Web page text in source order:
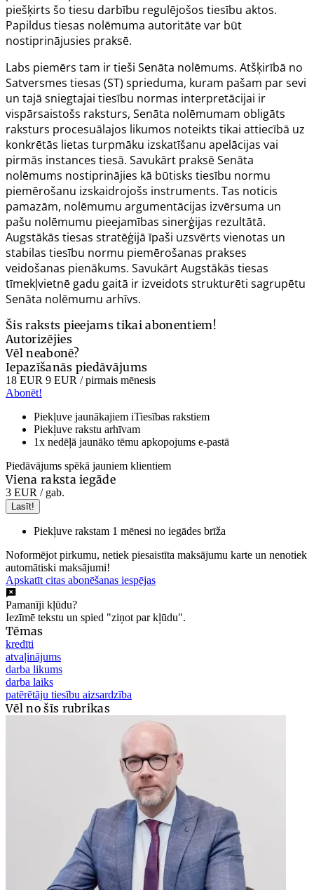
piešķirts šo tiesu darbību regulējošos tiesību aktos.
Papildus tiesas nolēmuma autoritāte var būt
nostiprinājusies praksē.
Labs piemērs tam ir tieši Senāta nolēmums. Atšķirībā no
Satversmes tiesas (ST) sprieduma, kuram pašam par sevi
un tajā sniegtajai tiesību normas interpretācijai ir
vispārsaistošs raksturs, Senāta nolēmumam obligāts
raksturs procesuālajos likumos noteikts tikai attiecībā uz
konkrētās lietas turpmāku izskatīšanu apelācijas vai
pirmās instances tiesā. Savukārt praksē Senāta
nolēmums nostiprinājies kā būtisks tiesību normu
piemērošanu izskaidrojošs instruments. Tas noticis
pamazām, nolēmumu argumentācijas izvērsuma un
pašu nolēmumu pieejamības sinerģijas rezultātā.
Augstākās tiesas stratēģijā īpaši uzsvērts vienotas un
stabilas tiesību normu piemērošanas prakses
veidošanas pienākums. Savukārt Augstākās tiesas
tīmekļvietnē gadu gaitā ir izveidots strukturēti sagrupētu
Senāta nolēmumu arhīvs.
Šis raksts pieejams tikai abonentiem!
Autorizējies
Vēl neabonē?
Iepazīšanās piedāvājums
18 EUR 9 EUR / pirmais mēnesis
Abonēt!
Piekļuve jaunākajiem iTiesības rakstiem
Piekļuve rakstu arhīvam
1x nedēļā jaunāko tēmu apkopojums e-pastā
Piedāvājums spēkā jauniem klientiem
Viena raksta iegāde
3 EUR / gab.
Lasīt!
Piekļuve rakstam 1 mēnesi no iegādes brīža
Noformējot pirkumu, netiek piesaistīta maksājumu karte un nenotiek
automātiski maksājumi!
Apskatīt citas abonēšanas iespējas
Pamanīji kļūdu?
Iezīmē tekstu un spied "ziņot par kļūdu".
Tēmas
kredīti
atvaļinājums
darba likums
darba laiks
patērētāju tiesību aizsardzība
Vēl no šīs rubrikas